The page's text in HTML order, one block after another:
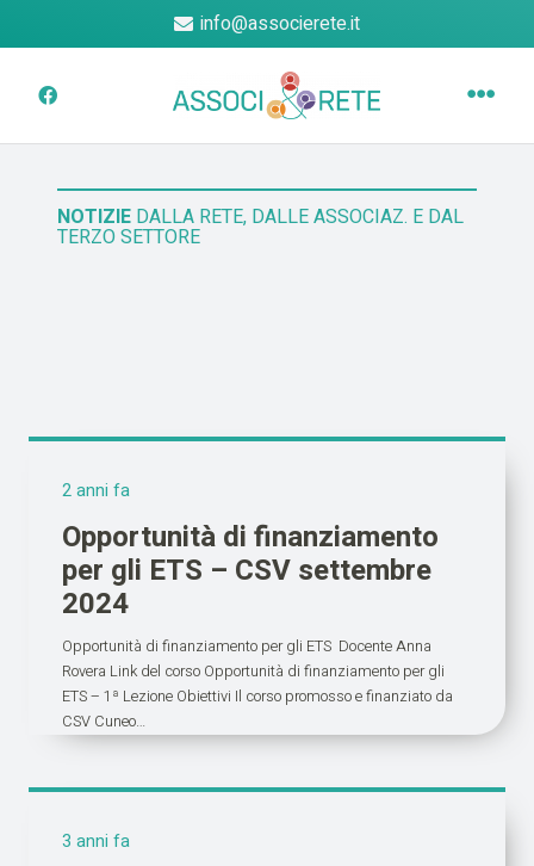
info@associerete.it
NOTIZIE DALLA RETE, DALLE ASSOCIAZ. E DAL
TERZO SETTORE
2 anni fa
Opportunità di finanziamento
per gli ETS – CSV settembre
2024
Opportunità di finanziamento per gli ETS Docente Anna
Rovera Link del corso Opportunità di finanziamento per gli
ETS – 1ª Lezione Obiettivi Il corso promosso e finanziato da
CSV Cuneo…
3 anni fa